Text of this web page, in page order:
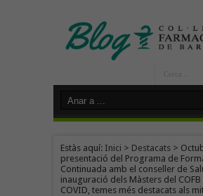
Estàs aquí: Inici > Destacats>
presentació del Programa de
Continuada amb el conseller de
inauguració dels Màsters del
COVID, temes més destacats als